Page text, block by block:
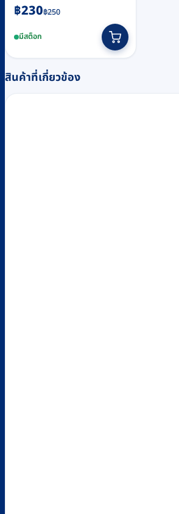
฿250
Original
was:
฿250.
฿230
Current
is:
฿230.
มีสต็อก
สินค้าที่เกี่ยวข้อง